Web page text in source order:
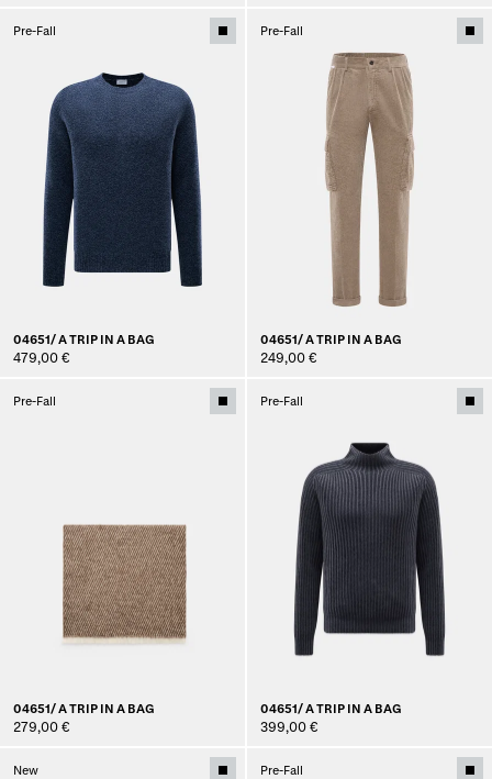
Pre-Fall
04651/ A TRIP IN A BAG
479,00 €
Pre-Fall
04651/ A TRIP IN A BAG
249,00 €
Pre-Fall
04651/ A TRIP IN A BAG
279,00 €
Pre-Fall
04651/ A TRIP IN A BAG
399,00 €
New
Pre-Fall